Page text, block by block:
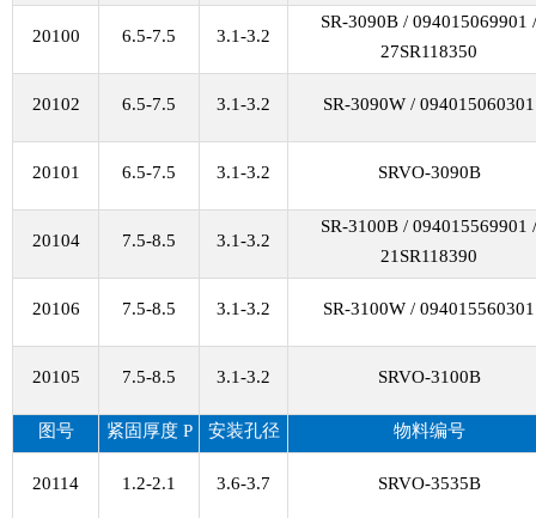
20100 6.5-7.5 3.1-3.2
SR-3090B / 094015069901 /
27SR118350
20102 6.5-7.5 3.1-3.2 SR-3090W / 094015060301
20101 6.5-7.5 3.1-3.2 SRVO-3090B
20104 7.5-8.5 3.1-3.2
SR-3100B / 094015569901 /
21SR118390
20106 7.5-8.5 3.1-3.2 SR-3100W / 094015560301
20105 7.5-8.5 3.1-3.2 SRVO-3100B
图号 紧固厚度P 安装孔径 物料编号
20114 1.2-2.1 3.6-3.7 SRVO-3535B